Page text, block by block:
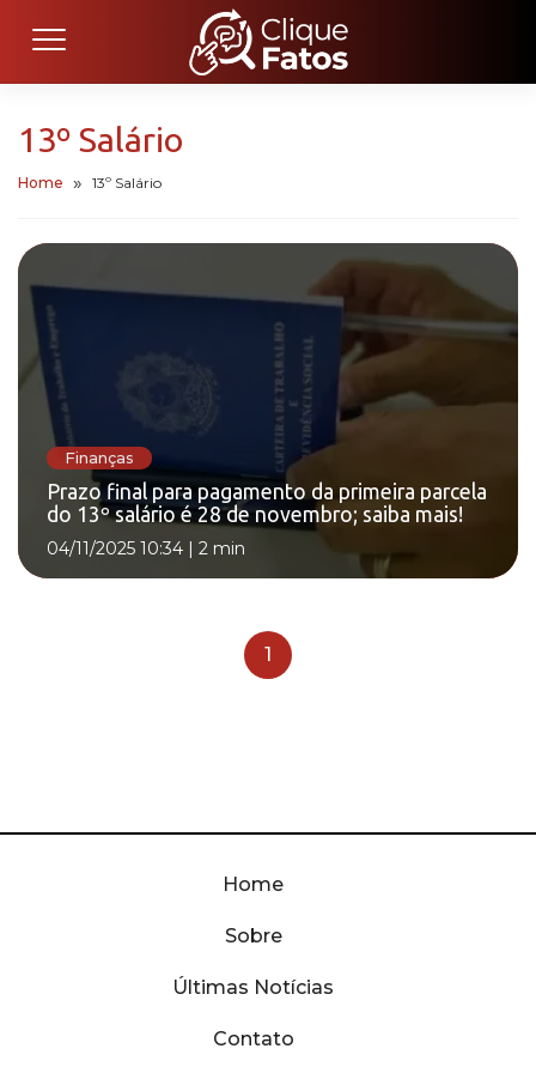
13º Salário
Home 13º Salário
Finanças
Prazo final para pagamento da primeira parcela
do 13º salário é 28 de novembro; saiba mais!
04/11/2025 10:34 | 2 min
1
Home
Sobre
Últimas Notícias
Contato